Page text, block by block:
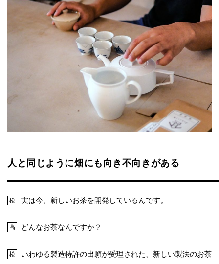
人と同じように畑にも向き不向きがある
松 実は今、新しいお茶を開発しているんです。
高 どんなお茶なんですか？
松
いわゆる製造特許の出願が受理された、新しい製法のお茶